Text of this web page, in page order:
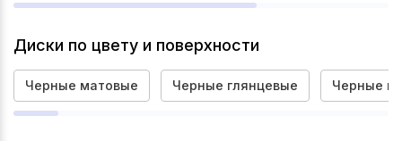
Диски по цвету и поверхности
Черные матовые Черные глянцевые Черные